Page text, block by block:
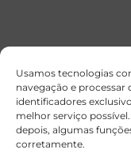
Usamos tecnologias
navegação e
identificadores
melhor serviço
depois, algumas
corretamente.